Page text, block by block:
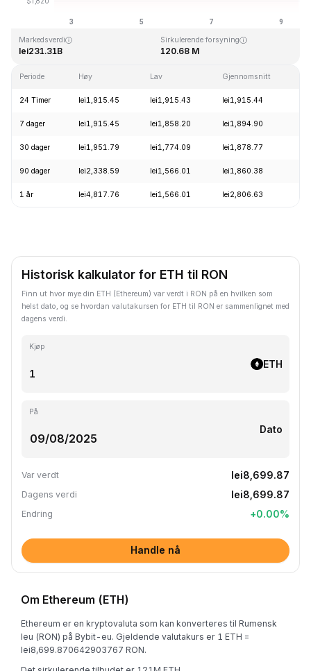
lei0.432979
Markedsverdi
lei231.31B
Sirkulerende forsyning
120.68 M
Periode Høy Lav Gjennomsnitt
24 Timer lei1,915.45 lei1,915.43 lei1,915.44
7 dager lei1,915.45 lei1,858.20 lei1,894.90
30 dager lei1,951.79 lei1,774.09 lei1,878.77
90 dager lei2,338.59 lei1,566.01 lei1,860.38
1 år lei4,817.76 lei1,566.01 lei2,806.63
Historisk kalkulator for ETH til RON
Finn ut hvor mye din ETH (Ethereum) var verdt i RON på en hvilken som
helst dato, og se hvordan valutakursen for ETH til RON er sammenlignet med
dagens verdi.
Kjøp
ETH
På
Dato
Var verdt lei8,699.87
Dagens verdi lei8,699.87
Endring +0.00%
Handle nå
Om Ethereum (ETH)
Ethereum er en kryptovaluta som kan konverteres til Rumensk
leu (RON) på Bybit-eu. Gjeldende valutakurs er 1 ETH =
lei8,699.870642903767 RON.